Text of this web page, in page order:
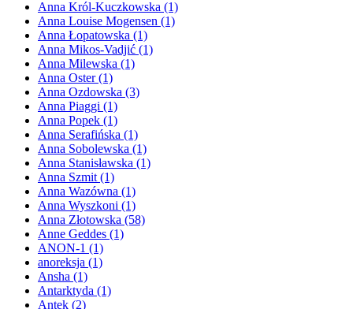
Anna Król-Kuczkowska (1)
Anna Louise Mogensen (1)
Anna Łopatowska (1)
Anna Mikos-Vadjić (1)
Anna Milewska (1)
Anna Oster(1)
Anna Ozdowska (3)
Anna Piaggi (1)
Anna Popek (1)
Anna Serafińska (1)
Anna Sobolewska (1)
Anna Stanisławska (1)
Anna Szmit (1)
Anna Wazówna (1)
Anna Wyszkoni (1)
Anna Złotowska (58)
Anne Geddes (1)
ANON-1 (1)
anoreksja (1)
Ansha (1)
Antarktyda (1)
Antek (2)